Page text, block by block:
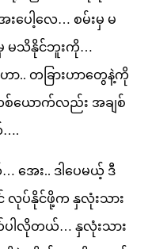
ပေါ့လေ… စမ်းမှ မ
မသိနိုင်ဘူးကို…
.. တခြားဟာတွေနဲ့ကို
ယောက်လည်း အချစ်
….
အေး.. ဒါပေမယ့် ဒီ
လုပ်နိုင်ဖို့က နှလုံးသား
ပါလိုတယ်… နှလုံးသား